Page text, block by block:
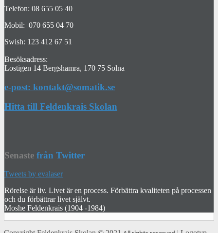
Telefon: 08 655 05 40
Mobil: 070 655 04 70
Swish: 123 412 67 51
Besöksadress:
Lostigen 14 Bergshamra, 170 75 Solna
e-post: kontakt@somatik.se
Hitta till Feldenkrais Skolan
Senaste från Twitter
Tweets by evalaser
Rörelse är liv. Livet är en process. Förbättra kvaliteten på processen
och du förbättrar livet självt.
Moshe Feldenkrais (1904 -1984)